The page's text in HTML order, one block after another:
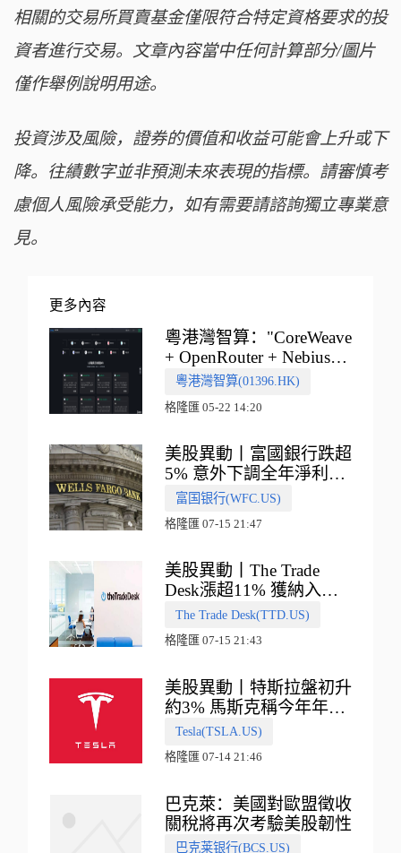
相關的交易所買賣基金僅限符合特定資格要求的投
資者進行交易。文章內容當中任何計算部分/圖片
僅作舉例說明用途。
投資涉及風險，證券的價值和收益可能會上升或下
降。往績數字並非預測未來表現的指標。請審慎考
慮個人風險承受能力，如有需要請諮詢獨立專業意
見。
更多內容
粵港灣智算："CoreWeave
+ OpenRouter + Nebius"
多向融合的中國智算新範
式
粵港灣智算(01396.HK)
格隆匯 05-22 14:20
美股異動丨富國銀行跌超
5% 意外下調全年淨利息
收入指引
富国银行(WFC.US)
格隆匯 07-15 21:47
美股異動丨The Trade
Desk漲超11% 獲納入標
普500指數
The Trade Desk(TTD.US)
格隆匯 07-15 21:43
美股異動丨特斯拉盤初升
約3% 馬斯克稱今年年底
會有‘史詩級震撼’的演示
Tesla(TSLA.US)
格隆匯 07-14 21:46
巴克萊：美國對歐盟徵收
關稅將再次考驗美股韌性
巴克莱银行(BCS.US)